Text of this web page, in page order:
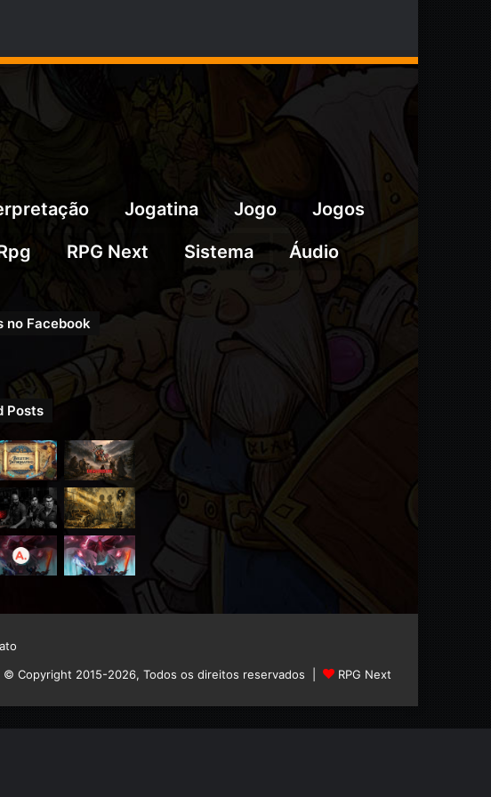
Jogatina Jogo
Jogos
RPG Next Sistema Áudio
no Facebook
Posts
© Copyright 2015-2026, Todos os direitos reservados |
RPG Next
Bluesky